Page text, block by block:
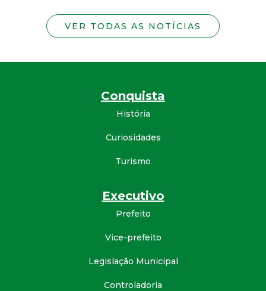
VER TODAS AS NOTÍCIAS
Conquista
História
Curiosidades
Turismo
Executivo
Prefeito
Vice-prefeito
Legislação Municipal
Controladoria